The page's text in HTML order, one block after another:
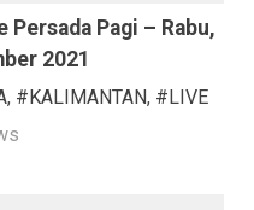
Persada Pagi – Rabu,
2021
, #KALIMANTAN, #LIVE